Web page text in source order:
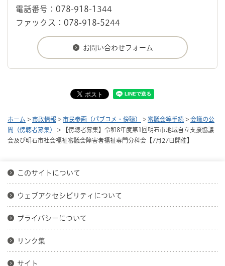
電話番号：078-918-1344
ファックス：078-918-5244
ホーム > 市政情報 > 市民参画（パブコメ・傍聴） > 審議会等手続 > 会議の公
開（傍聴者募集）
> 【傍聴者募集】令和8年度第1回明石市地域自立支援協議
会及び明石市社会福祉審議会障害者福祉専門分科会【7月27日開催】
このサイトについて
ウェブアクセシビリティについて
プライバシーについて
リンク集
サイト